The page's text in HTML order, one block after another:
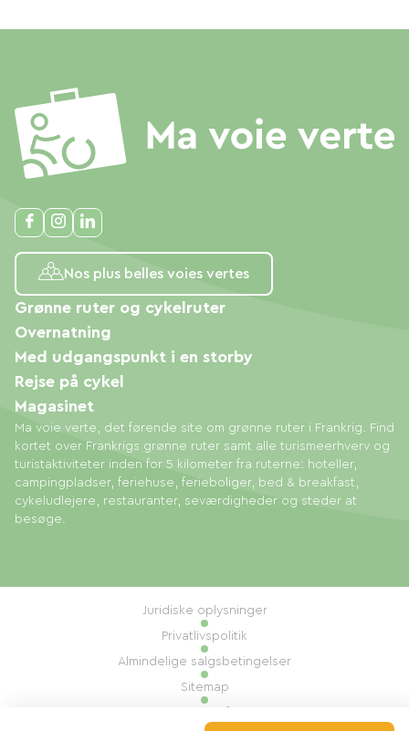
Nos plus belles voies vertes
Ma voie verte, det førende site om grønne ruter i Frankrig. Find
kortet over Frankrigs grønne ruter samt alle turismeerhverv og
turistaktiviteter inden for 5 kilometer fra ruterne: hoteller,
campingpladser, feriehuse, ferieboliger, bed & breakfast,
cykeludlejere, restauranter, seværdigheder og steder at
besøge.
Grønne ruter og cykelruter
Overnatning
Med udgangspunkt i en storby
Rejse på cykel
Magasinet
Juridiske oplysninger
Privatlivspolitik
Almindelige salgsbetingelser
Sitemap